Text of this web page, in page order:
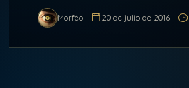
Morféo 20 de julio de 2016